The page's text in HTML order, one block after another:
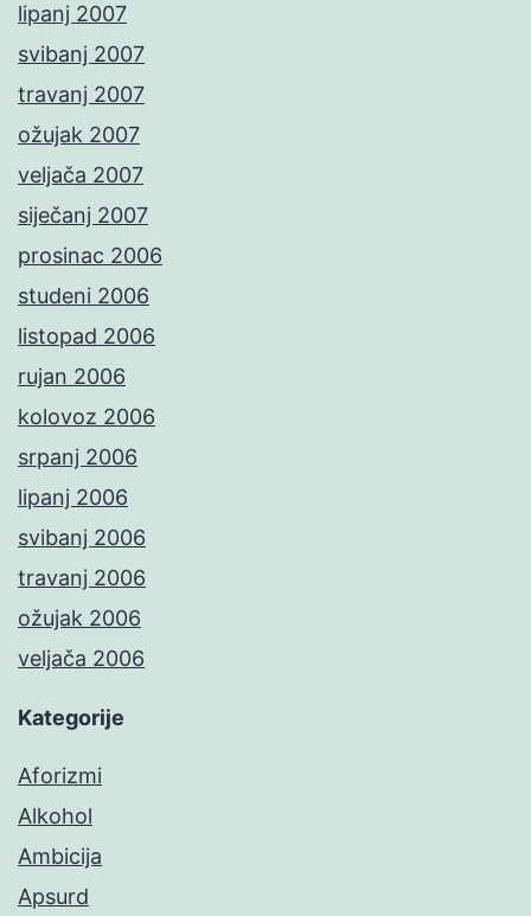
lipanj 2007
svibanj 2007
travanj 2007
ožujak 2007
veljača 2007
siječanj 2007
prosinac 2006
studeni 2006
listopad 2006
rujan 2006
kolovoz 2006
srpanj 2006
lipanj 2006
svibanj 2006
travanj 2006
ožujak 2006
veljača 2006
Kategorije
Aforizmi
Alkohol
Ambicija
Apsurd